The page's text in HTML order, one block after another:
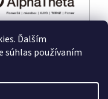
Ďalším
súhlas používaním